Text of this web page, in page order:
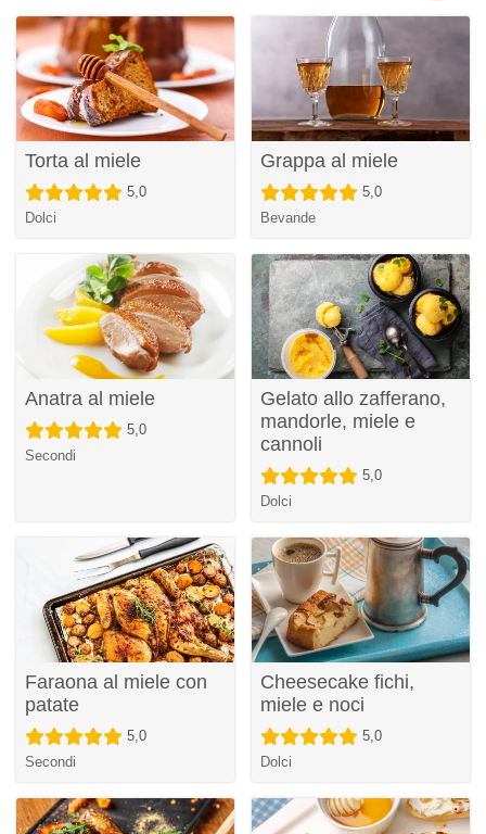
Torta al miele
5,0
Dolci
Grappa al miele
5,0
Bevande
Anatra al miele
5,0
Secondi
Gelato allo zafferano,
mandorle, miele e
cannoli
5,0
Dolci
Faraona al miele con
patate
5,0
Secondi
Cheesecake fichi,
miele e noci
5,0
Dolci